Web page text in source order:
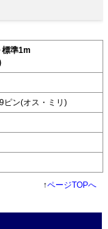
標準1m
ピン(オス・ミリ)
↑ページTOPへ